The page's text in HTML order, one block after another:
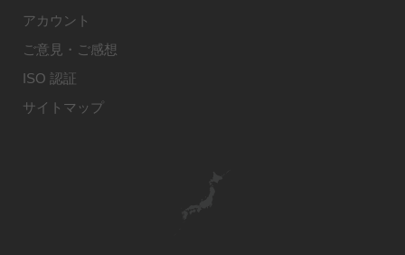
アカウント
ご意見・ご感想
ISO 認証
サイトマップ